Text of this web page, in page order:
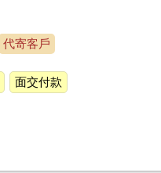
代寄客戶
面交付款